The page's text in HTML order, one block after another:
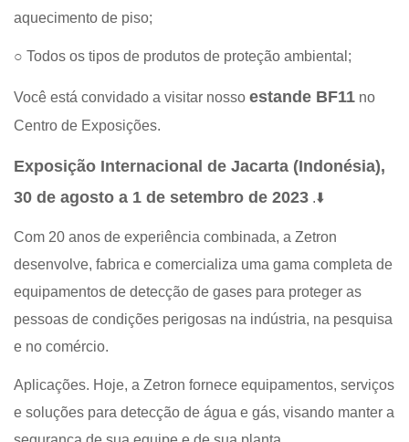
aquecimento de piso;
○ Todos os tipos de produtos de proteção ambiental;
Você está convidado a visitar nosso estande BF11 no
Centro de Exposições.
Exposição Internacional de Jacarta (Indonésia),
30 de agosto a 1 de setembro de 2023 .⬇️
Com 20 anos de experiência combinada, a Zetron
desenvolve, fabrica e comercializa uma gama completa de
equipamentos de detecção de gases para proteger as
pessoas de condições perigosas na indústria, na pesquisa
e no comércio.
Aplicações. Hoje, a Zetron fornece equipamentos, serviços
e soluções para detecção de água e gás, visando manter a